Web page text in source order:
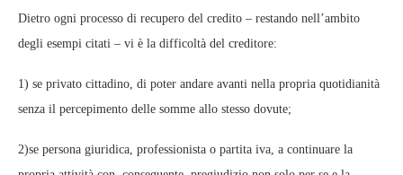
Dietro ogni processo di recupero del credito – restando nell’ambito
degli esempi citati – vi è la difficoltà del creditore:
1) se privato cittadino, di poter andare avanti nella propria quotidianità
senza il percepimento delle somme allo stesso dovute;
2)se persona giuridica, professionista o partita iva, a continuare la